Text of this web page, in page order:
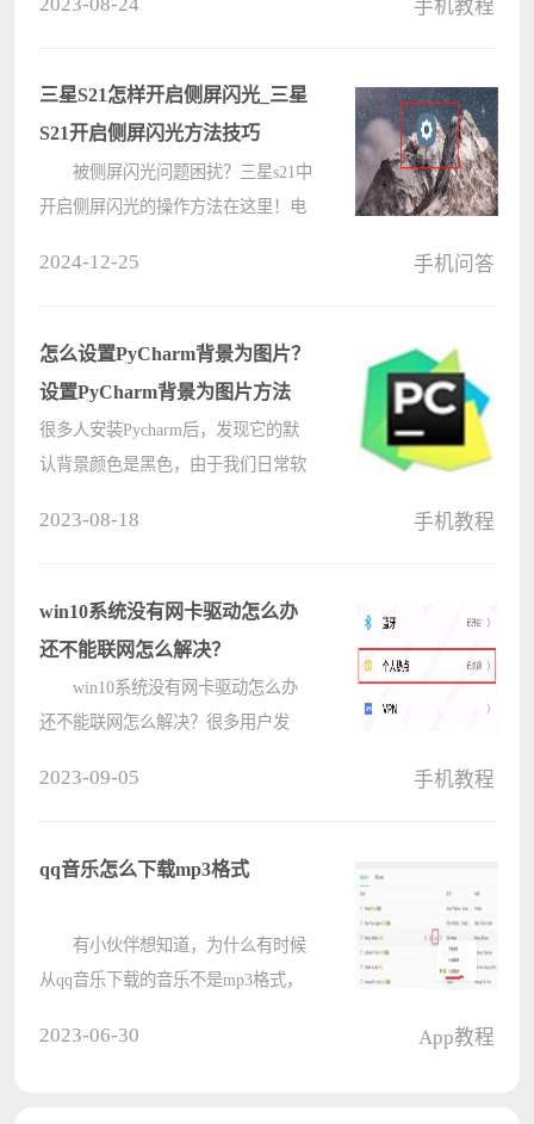
步骤，感兴趣的用户一起来看看吧。
手机教程
三星S21怎样开启侧屏闪光_三星
S21开启侧屏闪光方法技巧
被侧屏闪光问题困扰？三星s21中
开启侧屏闪光的操作方法在这里！电
的简单步骤，并探索其带来的惊人效
果????
2024-12-25 手机问答
怎么设置PyCharm背景为图片？
设置PyCharm背景为图片方法
很多人安装Pycharm后，发现它的默
认背景颜色是黑色，由于我们日常软
Pycharm背景图片设置方法，相信对
大家会有所????
2023-08-18 手机教程
win10系统没有网卡驱动怎么办
还不能联网怎么解决？
win10系统没有网卡驱动怎么办
还不能联网怎么解决？很多用户发
动，那要怎么解决呢？借助手机，可
2023-09-05 手机教程
qq音乐怎么下载mp3格式
有小伙伴想知道，为什么有时候
从qq音乐下载的音乐不是mp3格式，
2023-06-30 App教程